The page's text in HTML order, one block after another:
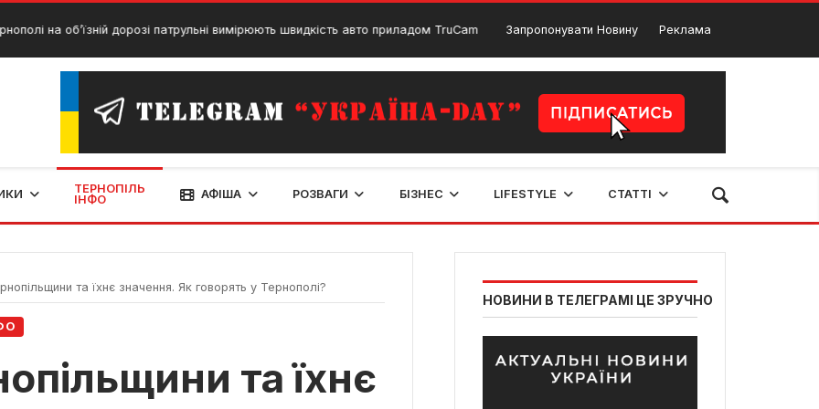
на об’їзній дорозі патрульні вимірюють швидкість авто приладом TruCam 25 Червня, 2024 Дизель Шоу. ВСЕУКРАЇНСЬКИЙ ТУР-2024
Запропонувати Новину Реклама
ТЕРНОПІЛЬ
ІНФО
АФІША РОЗВАГИ БІЗНЕС LIFESTYLE СТАТТІ
та їхнє значення. Як говорять у Тернополі?
та їхнє
НОВИНИ В ТЕЛЕГРАМІ ЦЕ ЗРУЧНО